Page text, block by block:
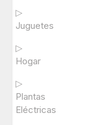
▷
Juguetes
▷
Hogar
▷
Plantas
Eléctricas